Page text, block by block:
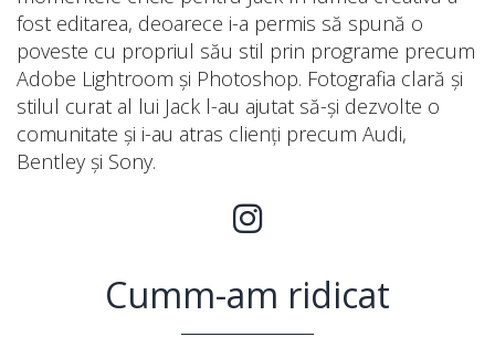
fost editarea, deoarece i-a permis să spună o
poveste cu propriul său stil prin programe precum
Adobe Lightroom și Photoshop. Fotografia clară și
stilul curat al lui Jack l-au ajutat să-și dezvolte o
comunitate și i-au atras clienți precum Audi,
Bentley și Sony.
Cumm-am ridicat